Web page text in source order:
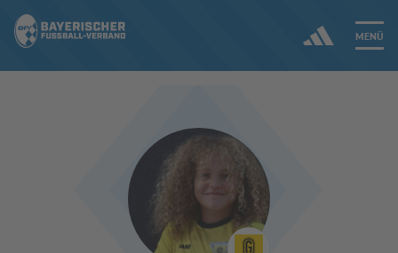
MENÜ
ERGEBNISSE & WETTBEWERBE